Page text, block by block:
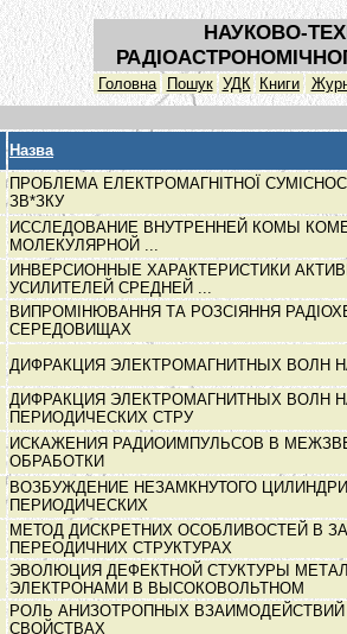
НАУКОВО-
Головна Пошук УДК Книги
Назва
ПРОБЛЕМА ЕЛЕКТРОМАГНІТНОЇ
ЗВ*ЗКУ
ИССЛЕДОВАНИЕ ВНУТРЕННЕЙ КОМЫ
МОЛЕКУЛЯРНОЙ ...
ИНВЕРСИОННЫЕ ХАРАКТЕРИСТИКИ
УСИЛИТЕЛЕЙ СРЕДНЕЙ ...
ВИПРОМІНЮВАННЯ ТА РОЗСІЯННЯ
СЕРЕДОВИЩАХ
ДИФРАКЦИЯ ЭЛЕКТРОМАГНИТНЫХ ВОЛН
ДИФРАКЦИЯ ЭЛЕКТРОМАГНИТНЫХ ВОЛН
ПЕРИОДИЧЕСКИХ СТРУ
ИСКАЖЕНИЯ РАДИОИМПУЛЬСОВ В
ОБРАБОТКИ
ВОЗБУЖДЕНИЕ НЕЗАМКНУТОГО
ПЕРИОДИЧЕСКИХ
МЕТОД ДИСКРЕТНИХ ОСОБЛИВОСТЕЙ В
ПЕРЕОДИЧНИХ СТРУКТУРАХ
ЭВОЛЮЦИЯ ДЕФЕКТНОЙ СТУКТУРЫ
ЭЛЕКТРОНАМИ В ВЫСОКОВОЛЬТНОМ
РОЛЬ АНИЗОТРОПНЫХ
СВОЙСТВАХ